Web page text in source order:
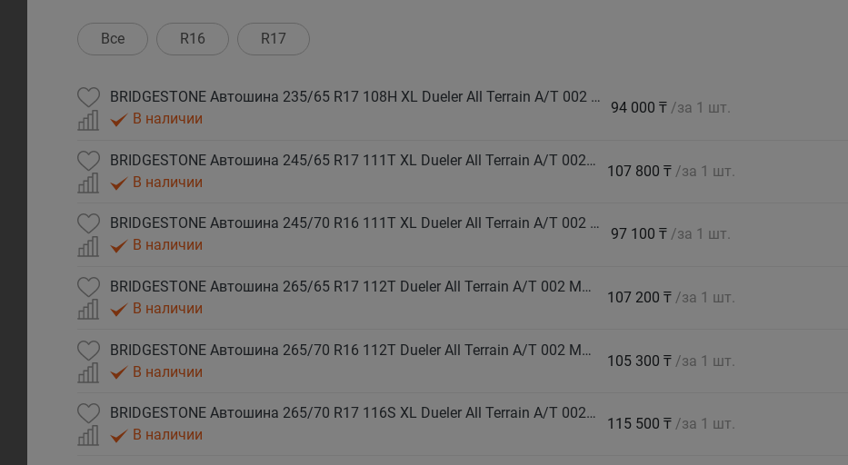
Все R16 R17
BRIDGESTONE Автошина 235/65 R17 108H XL Dueler All Terrain A/T 002 M+S
В наличии
94 000 ₸ /за 1 шт.
BRIDGESTONE Автошина 245/65 R17 111T XL Dueler All Terrain A/T 002 M+S
В наличии
107 800 ₸ /за 1 шт.
BRIDGESTONE Автошина 245/70 R16 111T XL Dueler All Terrain A/T 002 M+S
В наличии
97 100 ₸ /за 1 шт.
BRIDGESTONE Автошина 265/65 R17 112T Dueler All Terrain A/T 002 M+S
В наличии
107 200 ₸ /за 1 шт.
BRIDGESTONE Автошина 265/70 R16 112T Dueler All Terrain A/T 002 M+S
В наличии
105 300 ₸ /за 1 шт.
BRIDGESTONE Автошина 265/70 R17 116S XL Dueler All Terrain A/T 002 M+S
В наличии
115 500 ₸ /за 1 шт.